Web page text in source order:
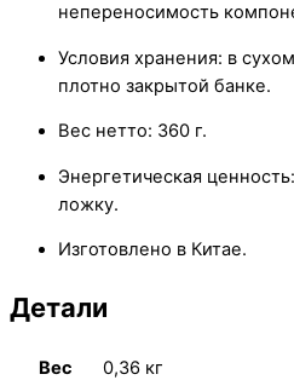
непереносимость
Условия хранения: в
плотно закрытой банке.
Вес нетто: 360 г.
Энергетическая
ложку.
Изготовлено в Китае.
Детали
Вес
0,36 кг